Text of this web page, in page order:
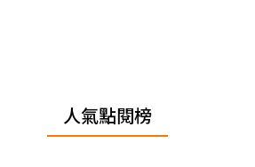
人氣點閱榜